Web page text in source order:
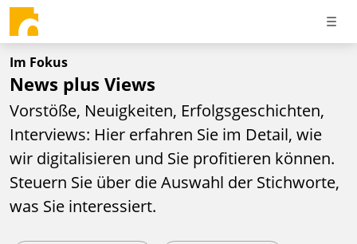
Im Fokus
News plus Views
Vorstöße, Neuigkeiten, Erfolgsgeschichten,
Interviews: Hier erfahren Sie im Detail, wie
wir digitalisieren und Sie profitieren können.
Steuern Sie über die Auswahl der Stichworte,
was Sie interessiert.